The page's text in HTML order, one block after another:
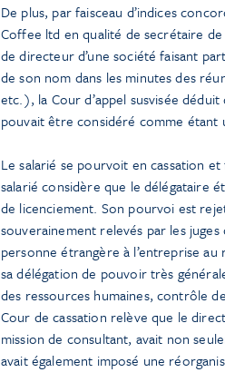
De plus, par faisceau d’indices
Coffee ltd en qualité de secrétaire
de directeur d’une société faisant
de son nom dans les minutes des
etc.), la Cour d’appel susvisée
pouvait être considéré comme étant
Le salarié se pourvoit en cassation
salarié considère que le délégataire
de licenciement. Son pourvoi est
souverainement relevés par les
personne étrangère à l’entreprise
sa délégation de pouvoir très
des ressources humaines, contrôle
Cour de cassation relève que le
mission de consultant, avait non
avait également imposé une